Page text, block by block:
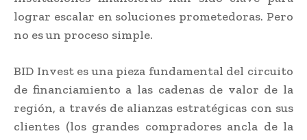
lograr escalar en soluciones prometedoras. Pero
no es un proceso simple.
BID Invest es una pieza fundamental del circuito
de financiamiento a las cadenas de valor de la
región, a través de alianzas estratégicas con sus
clientes (los grandes compradores ancla de la